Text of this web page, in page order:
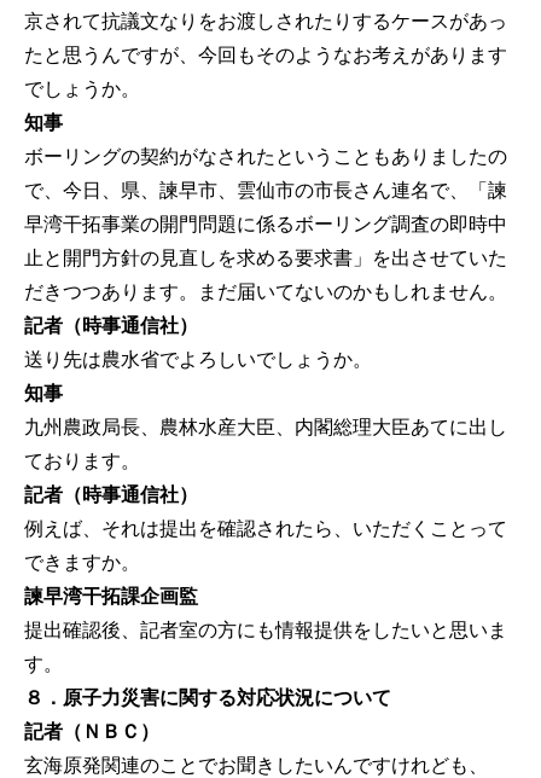
京されて抗議文なりをお渡しされたりするケースがあっ
たと思うんですが、今回もそのようなお考えがあります
でしょうか。
知事
ボーリングの契約がなされたということもありましたの
で、今日、県、諫早市、雲仙市の市長さん連名で、「諫
早湾干拓事業の開門問題に係るボーリング調査の即時中
止と開門方針の見直しを求める要求書」を出させていた
だきつつあります。まだ届いてないのかもしれません。
記者（時事通信社）
送り先は農水省でよろしいでしょうか。
知事
九州農政局長、農林水産大臣、内閣総理大臣あてに出し
ております。
記者（時事通信社）
例えば、それは提出を確認されたら、いただくことって
できますか。
諫早湾干拓課企画監
提出確認後、記者室の方にも情報提供をしたいと思いま
す。
８．原子力災害に関する対応状況について
記者（ＮＢＣ）
玄海原発関連のことでお聞きしたいんですけれども、